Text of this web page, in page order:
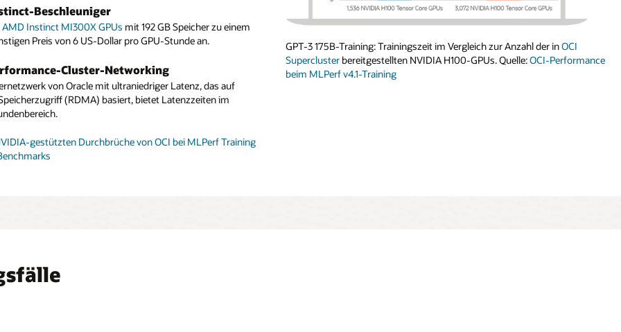
Beschleuniger
AMD Instinct MI300X GPUs mit 192 GB Speicher zu einem
Preis von 6 US-Dollar pro GPU-Stunde an.
Cluster-Networking
von Oracle mit ultraniedriger Latenz, das auf
(RDMA) basiert, bietet Latenzzeiten im
gestützten Durchbrüche von OCI bei MLPerf Training
GPT-3 175B-Training: Trainingszeit im Vergleich zur Anzahl der inOCI
Superclusterbereitgestellten NVIDIA H100-GPUs. Quelle:OCI-Performance
beim MLPerf v4.1-Training
Orchestrierung
die Vorteile vonverwaltetem Kubernetes,Service-Meshund
, um KI-/ML-Training und -Inferenzen mit
mit NVIDIA A10-GPU-Ausprägungen auf OCI
Vergleich der Performance von NVIDIA V100- und A10-GPUs
Cloud
Cloudauf OCI ist eine KI-Training-as-a-Service-Plattform,
KI-optimierte, serverlose Erfahrung für Entwickler bietet.